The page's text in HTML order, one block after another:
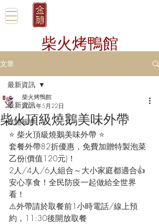
柴火烤鴨館
文章
最新資訊
媒體報導
最新資訊
柴火頂級燒鵝美味外帶
柴火烤鴨館
2021年5月22日
⭐️ 柴火頂級燒鵝美味外帶 ⭐️
套餐外帶82折優惠，免費加贈特製泡菜
乙份(價值120元)！
2人/4人/6人組合～大小家庭都適合👍️
安心享食！全民防疫一起做給全世界
看！
⚠️外帶請於取餐前1小時電話/線上預
約，11:30後開放取餐